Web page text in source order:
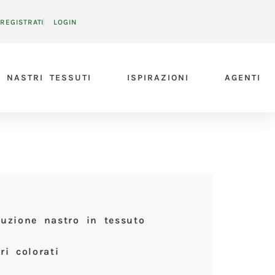
REGISTRATI LOGIN
NASTRI TESSUTI ISPIRAZIONI AGENTI
nastro in tessuto
colorati